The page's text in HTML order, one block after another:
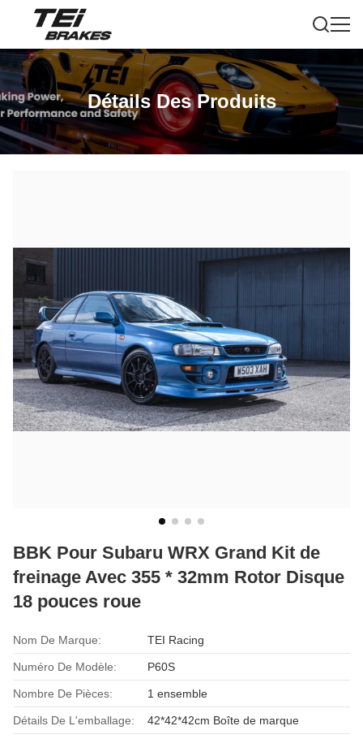
Détails Des Produits
BBK Pour Subaru WRX Grand Kit de
freinage Avec 355 * 32mm Rotor Disque
18 pouces roue
Nom De Marque: TEI Racing
Numéro De Modèle: P60S
Nombre De Pièces: 1 ensemble
Détails De L'emballage: 42*42*42cm Boîte de marque